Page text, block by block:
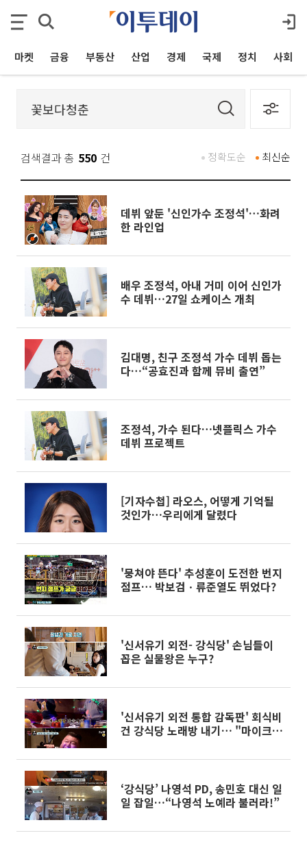
마켓 금융 부동산 산업 경제 국제 정치 사회
검색결과 총 550 건 최신순
정확도순
데뷔 앞둔 '신인가수 조정석'…화려
한 라인업
배우 조정석, 아내 거미 이어 신인가
수 데뷔…27일 쇼케이스 개최
김대명, 친구 조정석 가수 데뷔 돕는
다…“공효진과 함께 뮤비 출연”
조정석, 가수 된다…넷플릭스 가수
데뷔 프로젝트
[기자수첩] 라오스, 어떻게 기억될
것인가…우리에게 달렸다
'뭉쳐야 뜬다' 추성훈이 도전한 번지
점프… 박보검ㆍ류준열도 뛰었다?
'신서유기 외전- 강식당' 손님들이
꼽은 실물왕은 누구?
'신서유기 외전 통합 감독판' 회식비
건 강식당 노래방 내기… "마이크
‘강식당’ 나영석 PD, 송민호 대신 일
일 잡일…“나영석 노예라 불러라!”